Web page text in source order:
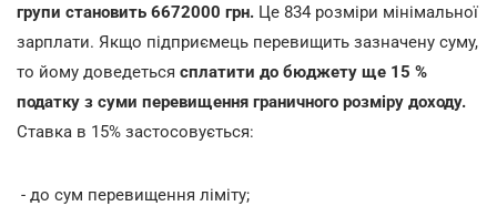
групи становить 6672000 грн. Це 834 розміри мінімальної
зарплати. Якщо підприємець перевищить зазначену суму,
то йому доведеться сплатити до бюджету ще 15 %
податку з суми перевищення граничного розміру доходу.
Ставка в 15% застосовується:
- до сум перевищення ліміту;